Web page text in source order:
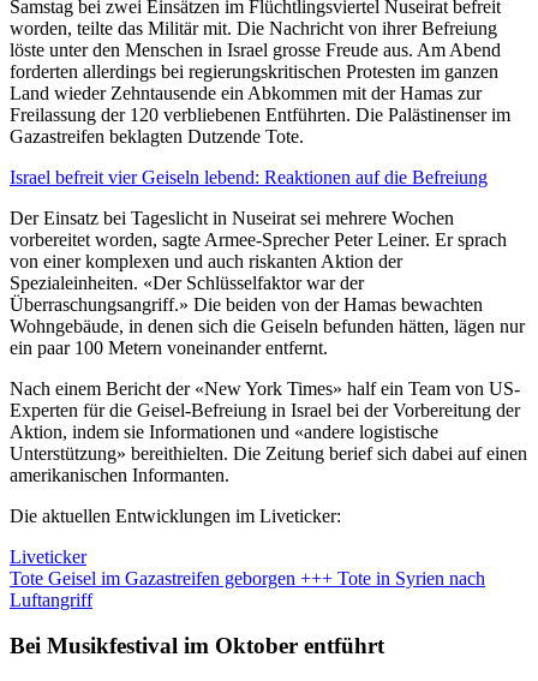
Samstag bei zwei Einsätzen im Flüchtlingsviertel Nuseirat befreit
worden, teilte das Militär mit. Die Nachricht von ihrer Befreiung
löste unter den Menschen in Israel grosse Freude aus. Am Abend
forderten allerdings bei regierungskritischen Protesten im ganzen
Land wieder Zehntausende ein Abkommen mit der Hamas zur
Freilassung der 120 verbliebenen Entführten. Die Palästinenser im
Gazastreifen beklagten Dutzende Tote.
Israel befreit vier Geiseln lebend: Reaktionen auf die Befreiung
Der Einsatz bei Tageslicht in Nuseirat sei mehrere Wochen
vorbereitet worden, sagte Armee-Sprecher Peter Leiner. Er sprach
von einer komplexen und auch riskanten Aktion der
Spezialeinheiten. «Der Schlüsselfaktor war der
Überraschungsangriff.» Die beiden von der Hamas bewachten
Wohngebäude, in denen sich die Geiseln befunden hätten, lägen nur
ein paar 100 Metern voneinander entfernt.
Nach einem Bericht der «New York Times» half ein Team von US-
Experten für die Geisel-Befreiung in Israel bei der Vorbereitung der
Aktion, indem sie Informationen und «andere logistische
Unterstützung» bereithielten. Die Zeitung berief sich dabei auf einen
amerikanischen Informanten.
Die aktuellen Entwicklungen im Liveticker:
Liveticker
Tote Geisel im Gazastreifen geborgen +++ Tote in Syrien nach
Luftangriff
Bei Musikfestival im Oktober entführt